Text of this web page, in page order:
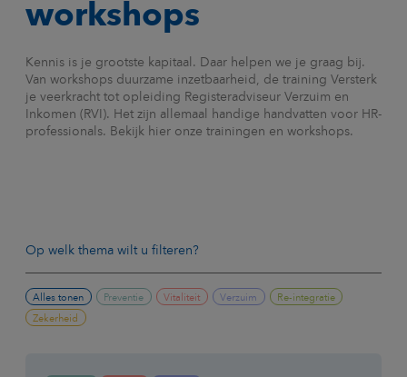
workshops
Kennis is je grootste kapitaal. Daar helpen we je graag bij.
Van workshops duurzame inzetbaarheid, de training Versterk
je veerkracht tot opleiding Registeradviseur Verzuim en
Inkomen (RVI). Het zijn allemaal handige handvatten voor HR-
professionals. Bekijk hier onze trainingen en workshops.
Op welk thema wilt u filteren?
Alles tonen Preventie Vitaliteit Verzuim Re-integratie
Zekerheid